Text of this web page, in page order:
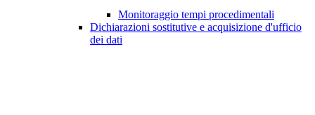
Monitoraggio tempi procedimentali
Dichiarazioni sostitutive e acquisizione d'ufficio
dei dati